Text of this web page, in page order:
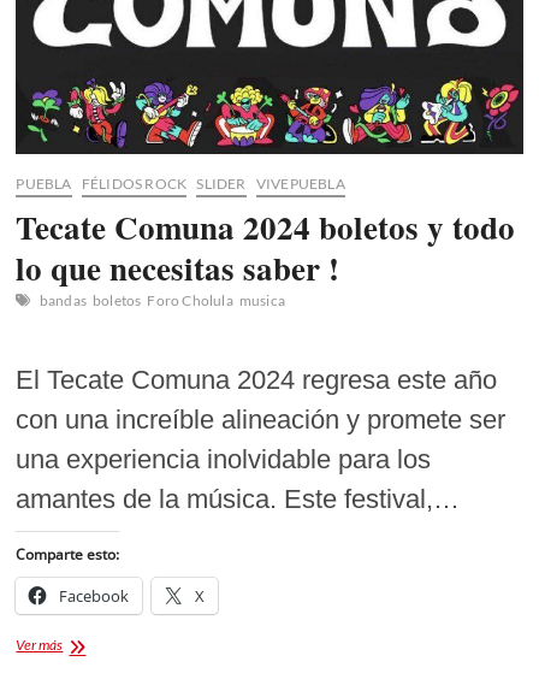
PUEBLA FÉLIDOS ROCK SLIDER VIVEPUEBLA
Tecate Comuna 2024 boletos y todo
lo que necesitas saber !
bandas boletos Foro Cholula musica
El Tecate Comuna 2024 regresa este año
con una increíble alineación y promete ser
una experiencia inolvidable para los
amantes de la música. Este festival,…
Comparte esto:
Facebook X
Ver másTecate